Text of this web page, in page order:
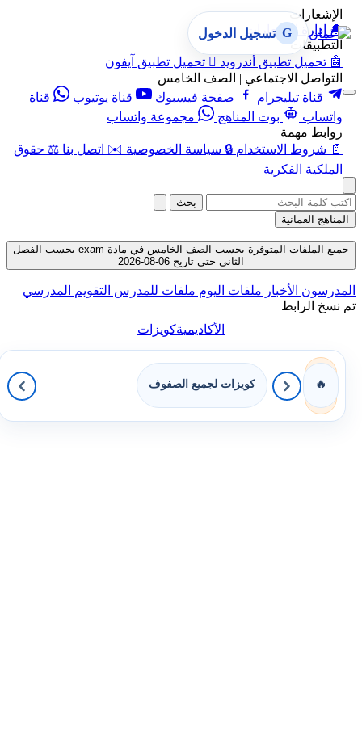
الإشعارات
🔔 إدارة الإشعارات
التطبيقات
🤖 تحميل تطبيق أندرويد  تحميل تطبيق آيفون
التواصل الاجتماعي | الصف الخامس
قناة تيليجرام
صفحة فيسبوك قناة يوتيوب
قناة
واتساب
بوت المناهج
مجموعة واتساب
روابط مهمة
📄 شروط الاستخدام 🔒 سياسة الخصوصية ✉️ اتصل بنا ⚖️ حقوق
الملكية الفكرية
G تسجيل الدخول
بحث
المناهج العمانية
جميع الملفات المتوفرة بحسب الصف الخامس في مادة exam بحسب الفصل
الثاني حتى تاريخ 06-08-2026
المدرسون الأخبار ملفات اليوم ملفات للمدرس التقويم المدرسي
تم نسخ الرابط
الأكاديميةكويزات
🔥 كويزات لجميع الصفوف